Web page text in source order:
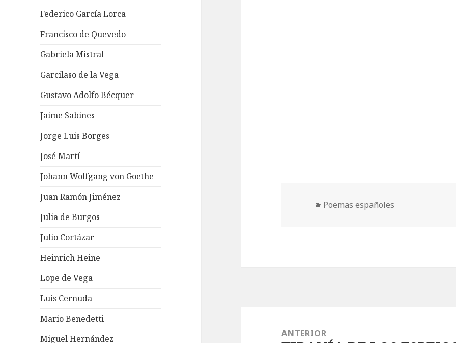
Federico García Lorca
Francisco de Quevedo
Gabriela Mistral
Garcilaso de la Vega
Gustavo Adolfo Bécquer
Jaime Sabines
Jorge Luis Borges
José Martí
Johann Wolfgang von Goethe
Juan Ramón Jiménez
Julia de Burgos
Julio Cortázar
Heinrich Heine
Lope de Vega
Luis Cernuda
Mario Benedetti
Miguel Hernández
Categorías
Poemas españoles
ANTERIOR